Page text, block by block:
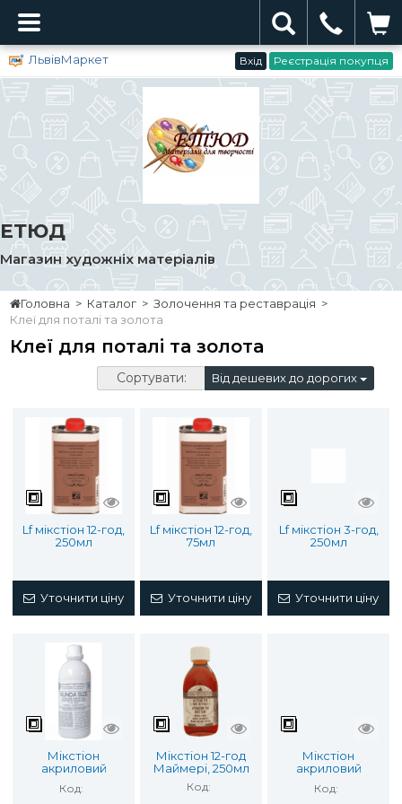
Вхід Реєстрація покупця
ЛьвівМаркет
ЕТЮД
Магазин художніх матеріалів
Головна > Каталог > Золочення та реставрація >
Клеї для поталі та золота
Клеї для поталі та золота
Сортувати: Від дешевих до дорогих
Lf мікстіон 12-год,
250мл
Уточнити ціну
Lf мікстіон 12-год,
75мл
Уточнити ціну
Lf мікстіон 3-год,
250мл
Уточнити ціну
Мікстіон
акриловий
(Німеччина)
50мл (Норіс)
Код:
Мікстіон 12-год
Маймері, 250мл
Код:
Мікстіон
акриловий
(Німеччина)
1000мл
Код: